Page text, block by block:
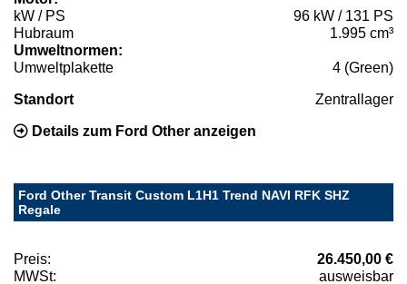
kW / PS
96 kW / 131 PS
Hubraum
1.995 cm³
Umweltnormen:
Umweltplakette
4 (Green)
Standort Zentrallager
Details zum Ford Other anzeigen
Ford Other Transit Custom L1H1 Trend NAVI RFK SHZ
Regale
Preis:
26.450,00 €
MWSt:
ausweisbar